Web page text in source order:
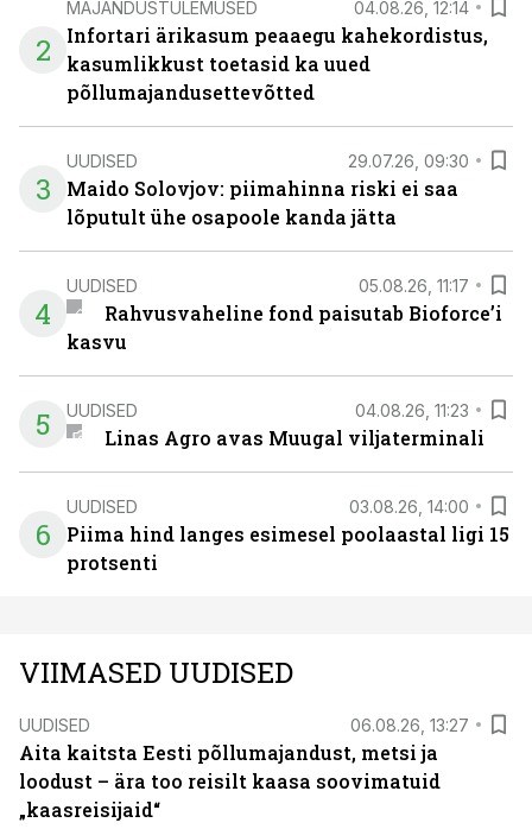
2
MAJANDUSTULEMUSED 04.08.26, 12:14
Infortari ärikasum peaaegu kahekordistus,
kasumlikkust toetasid ka uued
põllumajandusettevõtted
3
UUDISED 29.07.26, 09:30
Maido Solovjov: piimahinna riski ei saa
lõputult ühe osapoole kanda jätta
4
UUDISED 05.08.26, 11:17
Rahvusvaheline fond paisutab Bioforce’i
kasvu
5 UUDISED 04.08.26, 11:23
Linas Agro avas Muugal viljaterminali
6
UUDISED 03.08.26, 14:00
Piima hind langes esimesel poolaastal ligi 15
protsenti
VIIMASED UUDISED
UUDISED 06.08.26, 13:27
Aita kaitsta Eesti põllumajandust, metsi ja
loodust – ära too reisilt kaasa soovimatuid
„kaasreisijaid“